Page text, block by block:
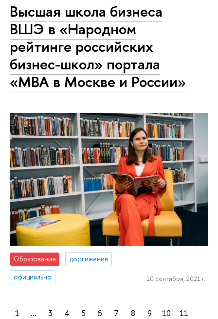
Высшая школа бизнеса
ВШЭ в «Народном
рейтинге российских
бизнес-школ» портала
«MBA в Москве и России»
Образование
достижения
официально
10 сентября, 2021 г.
1 ... 3 4 5 6 7 8 9 10
11